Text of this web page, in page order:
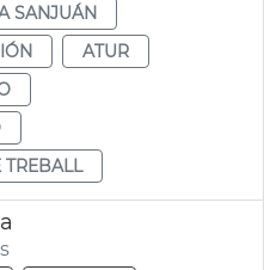
SANJUÁN
ATUR
TREBALL